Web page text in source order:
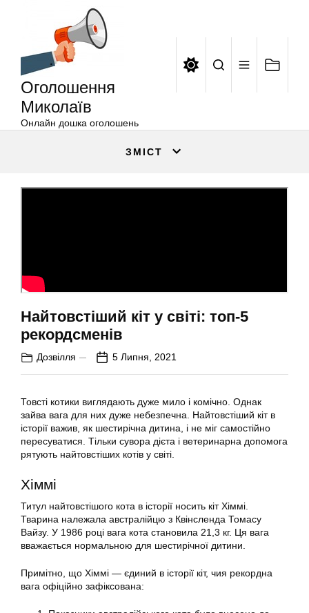
Оголошення
Миколаїв
Онлайн дошка оголошень
ЗМІСТ
Найтовстіший кіт у світі: топ-5
рекордсменів
Дозвілля 5 Липня, 2021
Товсті котики виглядають дуже мило і комічно. Однак
зайва вага для них дуже небезпечна. Найтовстіший кіт в
історії важив, як шестирічна дитина, і не міг самостійно
пересуватися. Тільки сувора дієта і ветеринарна допомога
рятують найтовстіших котів у світі.
Хіммі
Титул найтовстішого кота в історії носить кіт Хіммі.
Тварина належала австралійцю з Квінсленда Томасу
Вайзу. У 1986 році вага кота становила 21,3 кг. Ця вага
вважається нормальною для шестирічної дитини.
Примітно, що Хіммі — єдиний в історії кіт, чия рекордна
вага офіційно зафіксована: